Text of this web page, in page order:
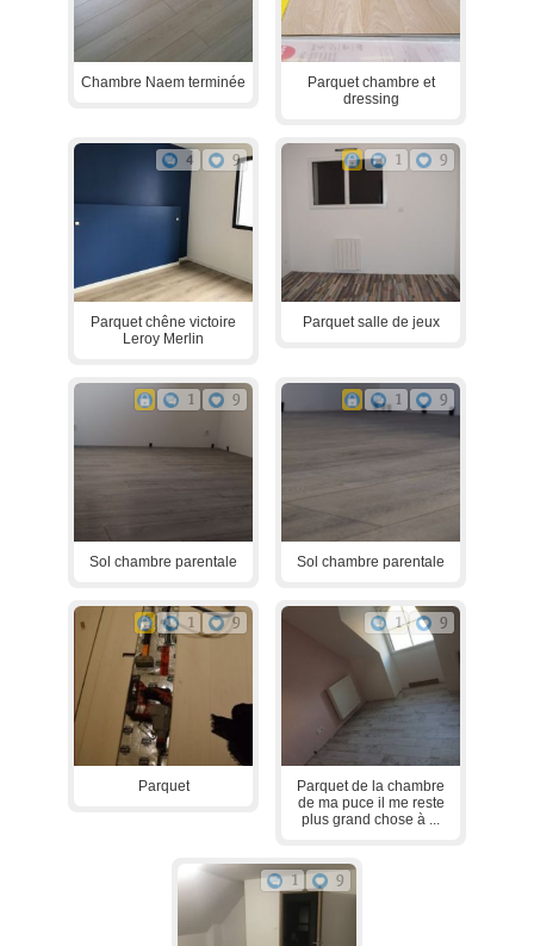
Chambre Naem terminée
Parquet chambre et
dressing
4 9
Parquet chêne victoire
Leroy Merlin
1 9
Parquet salle de jeux
1 9
Sol chambre parentale
1 9
Sol chambre parentale
1 9
Parquet
1 9
Parquet de la chambre
de ma puce il me reste
plus grand chose à ...
1 9